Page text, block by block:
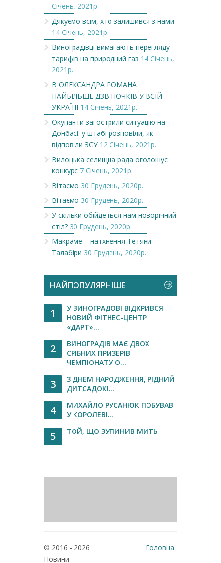
Січень, 2021р.
Дякуємо всім, хто залишився з нами
14 Січень, 2021р.
Виноградівці вимагають перегляду
тарифів на природний газ 14 Січень,
2021р.
В ОЛЕКСАНДРА РОМАНА
НАЙБІЛЬШЕ ДЗВІНОЧКІВ У ВСІЙ
УКРАЇНІ 14 Січень, 2021р.
Окупанти загострили ситуацію на
Донбасі: у штабі розповіли, як
відповіли ЗСУ 12 Січень, 2021р.
Вилоцька селищна рада оголошує
конкурс 7 Січень, 2021р.
Вітаємо 30 Грудень, 2020р.
Вітаємо 30 Грудень, 2020р.
У скільки обійдеться нам новорічний
стіл? 30 Грудень, 2020р.
Макраме – натхнення Тетяни
Талабіри 30 Грудень, 2020р.
НАЙПОПУЛЯРНІШЕ
1
У ВИНОГРАДОВІ ВІДКРИВСЯ
НОВИЙ ФІТНЕС-ЦЕНТР
«ДАРТ»...
2
ВИНОГРАДІВ МАЄ ДВОХ
СРІБНИХ ПРИЗЕРІВ
ЧЕМПІОНАТУ О...
3
З ДНЕМ НАРОДЖЕННЯ, РІДНИЙ
ДИТСАДОК!...
4
МИХАЙЛО РУСАНЮК ПОБУВАВ
У КОРОЛЕВІ...
5 ТОЙ, ЩО ЗУПИНИВ МИТЬ
© 2016 - 2026
Новини
Головна